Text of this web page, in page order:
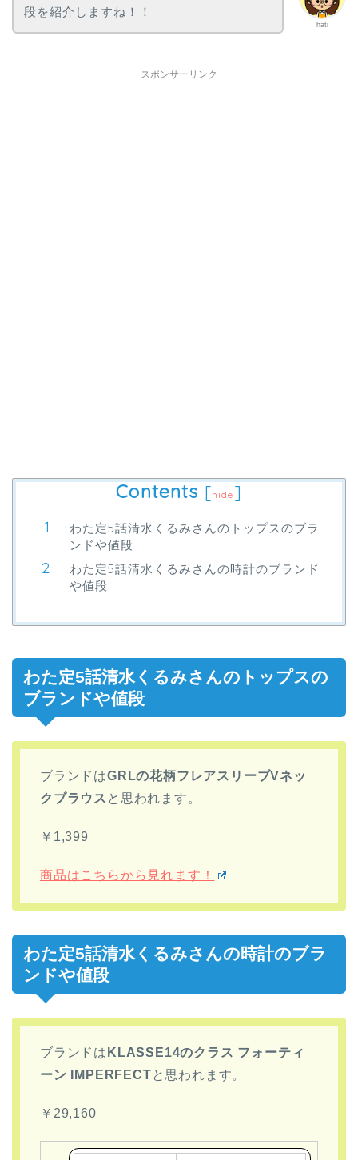
hati
段を紹介しますね！！
スポンサーリンク
Contents [hide ]
わた定5話清水くるみさんのトップスのブラ
ンドや値段
わた定5話清水くるみさんの時計のブランド
や値段
わた定5話清水くるみさんのトップスの
ブランドや値段
ブランドはGRLの花柄フレアスリーブVネッ
クブラウス と思われます。
￥1,399
商品はこちらから見れます！
わた定5話清水くるみさんの時計のブラ
ンドや値段
ブランドは KLASSE14のクラス フォーティ
ーン IMPERFECT と思われます。
￥29,160